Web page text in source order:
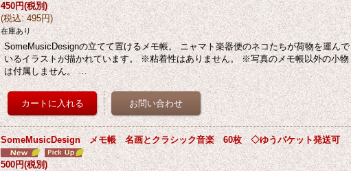
450円(税別)
(税込: 495円)
在庫あり
SomeMusicDesignの立てて置けるメモ帳。 ニャマト楽器便のネコたちが荷物を運んで
いるイラストが描かれています。 ※粘着性はありません。 ※写真のメモ帳以外の小物
は付属しません。 …
SomeMusicDesign メモ帳 名画とクラシック音楽 60枚 ◇ゆうパケット発送可
500円(税別)